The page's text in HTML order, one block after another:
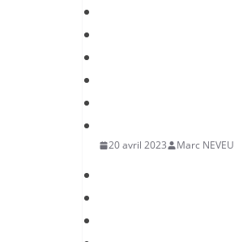
20 avril 2023 Marc NEVEU